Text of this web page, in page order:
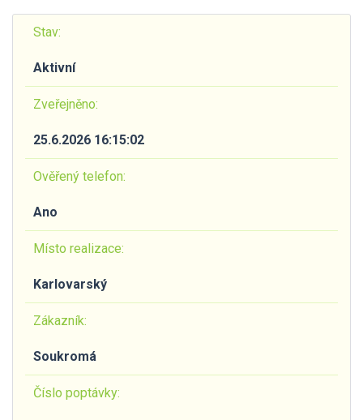
Stav:
Aktivní
Zveřejněno:
25.6.2026 16:15:02
Ověřený telefon:
Ano
Místo realizace:
Karlovarský
Zákazník:
Soukromá
Číslo poptávky: